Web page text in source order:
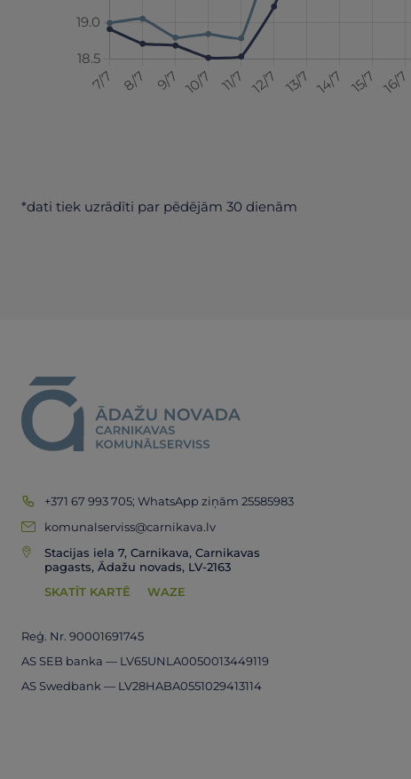
*dati tiek uzrādīti par pēdējām 30 dienām
+371 67 993 705; WhatsApp ziņām 25585983
komunalserviss@carnikava.lv
Stacijas iela 7, Carnikava, Carnikavas
pagasts, Ādažu novads, LV-2163
SKATĪT KARTĒ
WAZE
Reģ. Nr. 90001691745
AS SEB banka — LV65UNLA0050013449119
AS Swedbank — LV28HABA0551029413114